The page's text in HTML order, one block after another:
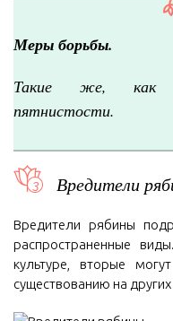
Меры борьбы.
Такие же, как
пятнистости.
Вредители
Вредители рябины
распространенные
культуре, вторые
существованию на